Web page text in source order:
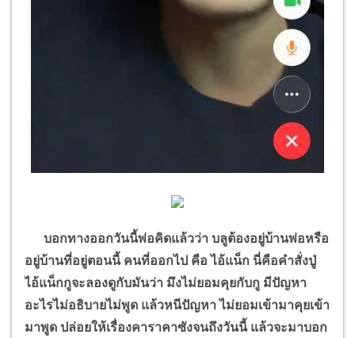
บอกทางออกวันนี้พ่อคิดแล้วว่า บลูต้องอยู่บ้านพ่อหรือ
อยู่บ้านที่อยู่ตอนนี้ คนที่ออกไป คือ ไอ้แน็ก นี่คือคำสั่งปู่
ไอ้แน็กกูจะลองดูกับมันว่า มึงไม่ยอมคุยกับกู มีปัญหา
อะไรไม่อธิบายไม่พูด แล้วหนีปัญหา ไม่ยอมเข้ามาคุยเข้า
มาพูด ปล่อยให้เรื่องคาราคาซังจนถึงวันนี้ แล้วจะมาบอก